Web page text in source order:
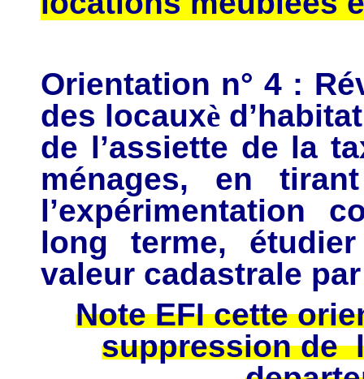
Orientation n° 4 :
des locauxè
de l’assiette de la
ménages, en
l’expérimentation
long terme,
valeur cadastrale
Note EFI cette
suppression de